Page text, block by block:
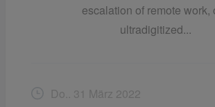
escalation of remote work,
ultradigitized...
Do.. 31 März 2022